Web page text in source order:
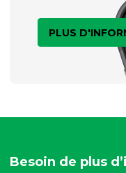
PLUS
Besoin de plus